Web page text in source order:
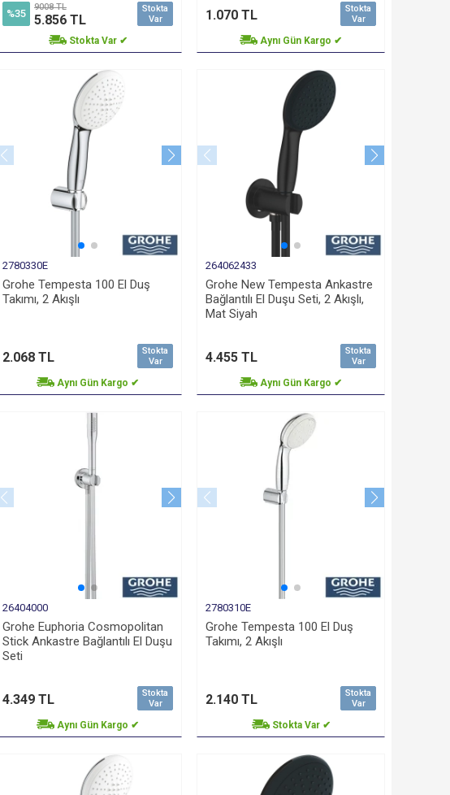
%35
Stokta
Var
9008 TL
5.856 TL
Stokta Var ✔
Stokta
Var
1.070 TL
Aynı Gün Kargo ✔
2780330E
Grohe Tempesta 100 El Duş
Takımı, 2 Akışlı
Stokta
Var
2.068 TL
Aynı Gün Kargo ✔
264062433
Grohe New Tempesta Ankastre
Bağlantılı El Duşu Seti, 2 Akışlı,
Mat Siyah
Stokta
Var
4.455 TL
Aynı Gün Kargo ✔
26404000
Grohe Euphoria Cosmopolitan
Stick Ankastre Bağlantılı El Duşu
Seti
Stokta
Var
4.349 TL
Aynı Gün Kargo ✔
2780310E
Grohe Tempesta 100 El Duş
Takımı, 2 Akışlı
Stokta
Var
2.140 TL
Stokta Var ✔